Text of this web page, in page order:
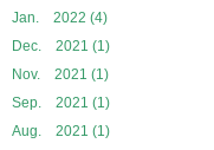
Jan. 2022 (4)
Dec. 2021 (1)
Nov. 2021 (1)
Sep. 2021 (1)
Aug. 2021 (1)